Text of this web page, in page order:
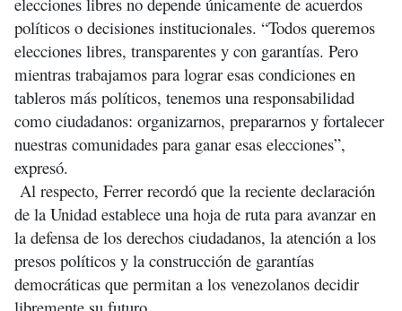
políticos o decisiones institucionales. “Todos queremos
elecciones libres, transparentes y con garantías. Pero
mientras trabajamos para lograr esas condiciones en
tableros más políticos, tenemos una responsabilidad
como ciudadanos: organizarnos, prepararnos y fortalecer
nuestras comunidades para ganar esas elecciones”,
expresó.
Al respecto, Ferrer recordó que la reciente declaración
de la Unidad establece una hoja de ruta para avanzar en
la defensa de los derechos ciudadanos, la atención a los
presos políticos y la construcción de garantías
democráticas que permitan a los venezolanos decidir